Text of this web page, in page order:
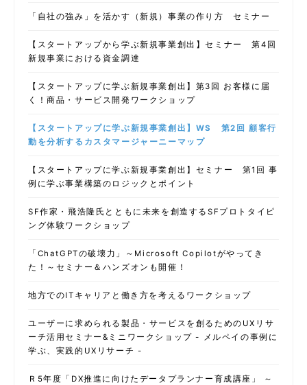
「自社の強み」を活かす（新規）事業の作り方 セミナー
【スタートアップから学ぶ新規事業創出】セミナー 第4回
新規事業における資金調達
【スタートアップに学ぶ新規事業創出】第3回 お客様に届
く！商品・サービス開発ワークショップ
【スタートアップに学ぶ新規事業創出】WS 第2回 顧客行
動を分析するカスタマージャーニーマップ
【スタートアップに学ぶ新規事業創出】セミナー 第1回 事
例に学ぶ事業構築のロジックとポイント
SF作家・飛浩隆氏とともに未来を創造するSFプロトタイピ
ング体験ワークショップ
「ChatGPTの破壊力」～Microsoft Copilotがやってき
た！～セミナー＆ハンズオンも開催！
地方でのITキャリアと働き方を考えるワークショップ
ユーザーに求められる製品・サービスを創るためのUXリサ
ーチ活用セミナー&ミニワークショップ - メルペイの事例に
学ぶ、実践的UXリサーチ -
Ｒ5年度「DX推進に向けたデータプランナー育成講座」 ～